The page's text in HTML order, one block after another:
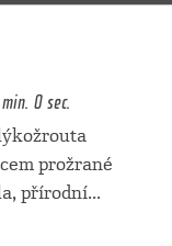
0 sec.
prožrané
přírodní...